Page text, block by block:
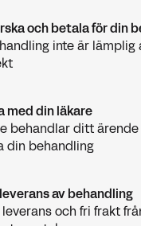
och betala för din
inte är lämplig
med din läkare
behandlar ditt ärende
din behandling
av behandling
leverans och fri frakt